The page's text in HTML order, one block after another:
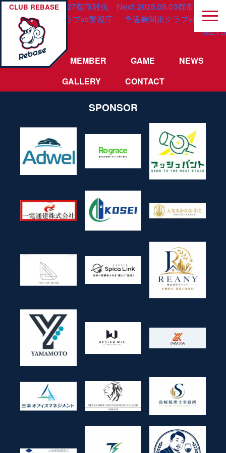
CLUB REBASE
投
ビ
Previous:2025.04.27都市対抗
一次予選兼関東クラブvs警視庁
野球部
Next: 2025.05.03都市対抗一次
予選兼関東クラブvs TOKYO
METS
TEAM MEMBER GAME
NEWS
GALLERY
CONTACT
SPONSOR